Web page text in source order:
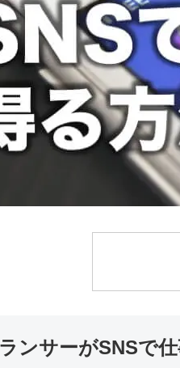
ンサーがSNSで